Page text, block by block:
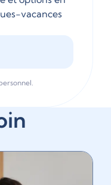
vacances